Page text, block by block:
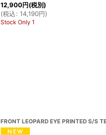
12,900円(税別)
(税込: 14,190円)
Stock Only 1
FRONT LEOPARD EYE PRINTED S/S